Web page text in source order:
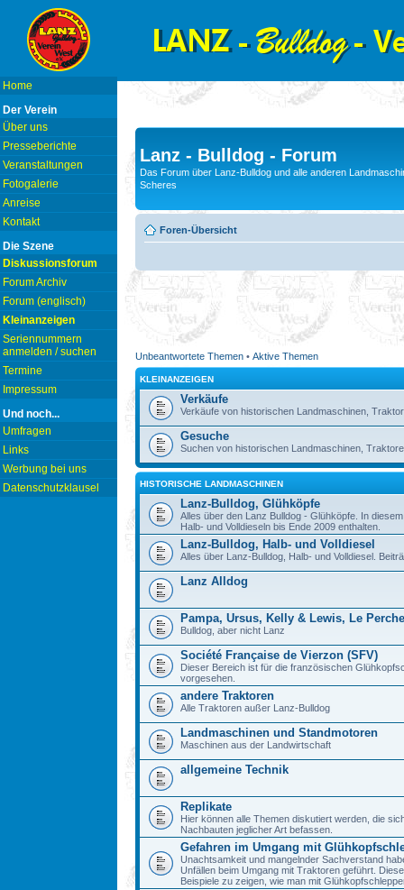
Home
Der Verein
Über uns
Presseberichte
Veranstaltungen
Fotogalerie
Anreise
Kontakt
Die Szene
Diskussionsforum
Forum Archiv
Forum (englisch)
Kleinanzeigen
Seriennummern
anmelden / suchen
Termine
Impressum
Und noch...
Umfragen
Links
Werbung bei uns
Datenschutzklausel
Lanz - Bulldog - Forum
Das Forum über Lanz-Bulldog und alle anderen
Scheres
Foren-Übersicht
Unbeantwortete Themen • Aktive Themen
KLEINANZEIGEN
Verkäufe
Verkäufe von historischen Landmaschinen,
Gesuche
Suchen von historischen Landmaschinen,
HISTORISCHE LANDMASCHINEN
Lanz-Bulldog, Glühköpfe
Alles über den Lanz Bulldog - Glühköpfe. In
Halb- und Volldieseln bis Ende 2009 enthalten.
Lanz-Bulldog, Halb- und Volldiesel
Alles über Lanz-Bulldog, Halb- und Volldiesel.
Lanz Alldog
Pampa, Ursus, Kelly & Lewis, Le
Bulldog, aber nicht Lanz
Société Française de Vierzon (SFV)
Dieser Bereich ist für die französischen
vorgesehen.
andere Traktoren
Alle Traktoren außer Lanz-Bulldog
Landmaschinen und Standmotoren
Maschinen aus der Landwirtschaft
allgemeine Technik
Replikate
Hier können alle Themen diskutiert werden, die
Nachbauten jeglicher Art befassen.
Gefahren im Umgang mit
Unachtsamkeit und mangelnder Sachverstand
Unfällen beim Umgang mit Traktoren geführt.
Beispiele zu zeigen, wie man mit